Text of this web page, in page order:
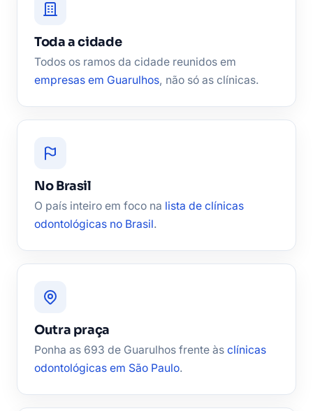
Toda a cidade
Todos os ramos da cidade reunidos em
empresas em Guarulhos, não só as clínicas.
No Brasil
O país inteiro em foco na lista de clínicas
odontológicas no Brasil.
Outra praça
Ponha as 693 de Guarulhos frente às clínicas
odontológicas em São Paulo.